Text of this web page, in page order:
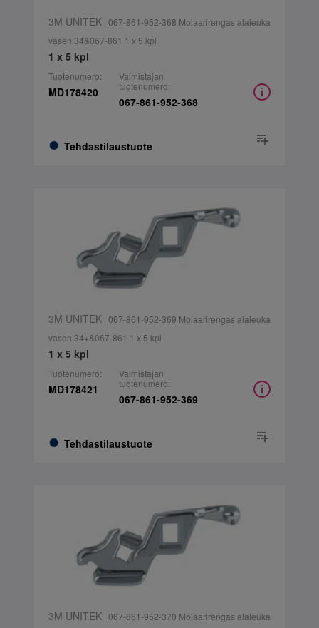
3M UNITEK| 067-861-952-368 Molaarirengas alaleuka
vasen 34&067-861 1 x 5 kpl
1 x 5 kpl
Tuotenumero:
MD178420
Tehdastilaustuote
Valmistajan
tuotenumero:
067-861-952-368
3M UNITEK| 067-861-952-369 Molaarirengas alaleuka
vasen 34+&067-861 1 x 5 kpl
1 x 5 kpl
Tuotenumero:
MD178421
Tehdastilaustuote
Valmistajan
tuotenumero:
067-861-952-369
3M UNITEK| 067-861-952-370 Molaarirengas alaleuka